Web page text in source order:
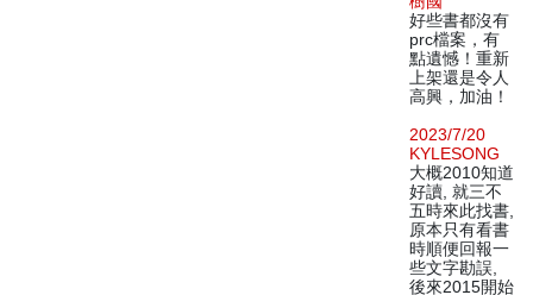
好些書都沒有
prc檔案，有
點遺憾！重新
上架還是令人
高興，加油！
2023/7/20
KYLESONG
大概2010知道
好讀, 就三不
五時來此找書,
原本只有看書
時順便回報一
些文字勘誤,
後來2015開始